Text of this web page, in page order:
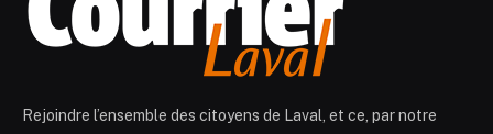
Rejoindre l’ensemble des citoyens de Laval, et ce, par notre